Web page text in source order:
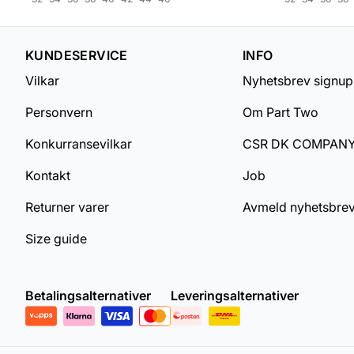
KUNDESERVICE
Vilkar
Personvern
Konkurransevilkar
Kontakt
Returner varer
Size guide
INFO
Nyhetsbrev signup
Om Part Two
CSR DK
Job
Avmeld
Betalingsalternativer Leveringsalternativer